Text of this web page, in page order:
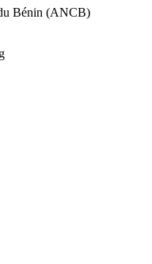
Bénin (ANCB)